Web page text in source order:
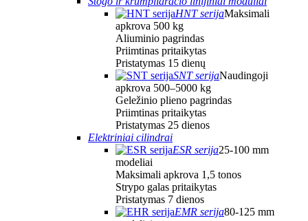
HNT serijaMaksimali
apkrova 500 kg
Aliuminio pagrindas
Priimtinas pritaikytas
Pristatymas 15 dienų
SNT serijaNaudingoji
apkrova 500–5000 kg
Geležinio plieno pagrindas
Priimtinas pritaikytas
Pristatymas 25 dienos
Elektriniai cilindrai
ESR serija25-100 mm
modeliai
Maksimali apkrova 1,5 tonos
Strypo galas pritaikytas
Pristatymas 7 dienos
EMR serija80-125 mm